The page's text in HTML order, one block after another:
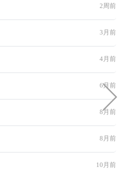
2周前
3月前
4月前
6月前
8月前
8月前
10月前